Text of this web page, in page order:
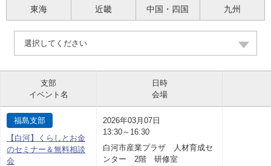
東海 近畿 中国・四国 九州
選択してください
支部
イベント名
日時
会場
福島支部
【白河】くらしとお金
のセミナー＆無料相談
会
2026年03月07日
13:30～16:30
白河市産業プラザ 人材育成セ
ンター 2階 研修室